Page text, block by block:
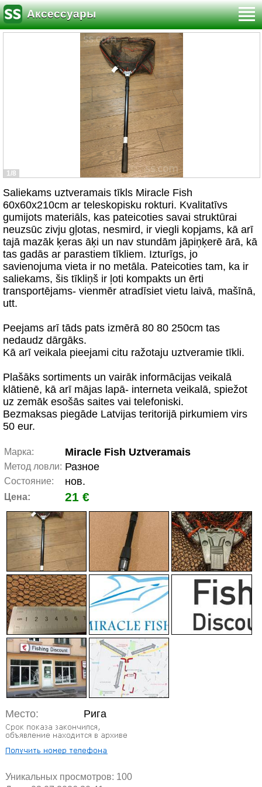
Аксессуары
1/8
Saliekams uztveramais tīkls Miracle Fish
60x60x210cm ar teleskopisku rokturi. Kvalitatīvs
gumijots materiāls, kas pateicoties savai struktūrai
neuzsūc zivju gļotas, nesmird, ir viegli kopjams, kā arī
tajā mazāk ķeras āķi un nav stundām jāpiņķerē ārā, kā
tas gadās ar parastiem tīkliem. Izturīgs, jo
savienojuma vieta ir no metāla. Pateicoties tam, ka ir
saliekams, šis tīkliņš ir ļoti kompakts un ērti
transportējams- vienmēr atradīsiet vietu laivā, mašīnā,
utt.
Peejams arī tāds pats izmērā 80 80 250cm tas
nedaudz dārgāks.
Kā arī veikala pieejami citu ražotaju uztveramie tīkli.
Plašāks sortiments un vairāk informācijas veikalā
klātienē, kā arī mājas lapā- interneta veikalā, spiežot
uz zemāk esošās saites vai telefoniski.
Bezmaksas piegāde Latvijas teritorijā pirkumiem virs
50 eur.
Марка: Miracle Fish Uztveramais
Метод ловли: Разное
Состояние: нов.
Цена: 21 €
Место: Рига
Уникальных просмотров: 100